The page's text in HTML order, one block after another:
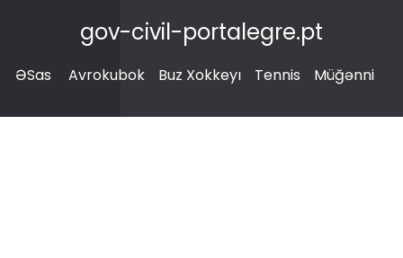
gov-civil-portalegre.pt
ƏSas Avrokubok Buz Xokkeyı Tennis Müğənni